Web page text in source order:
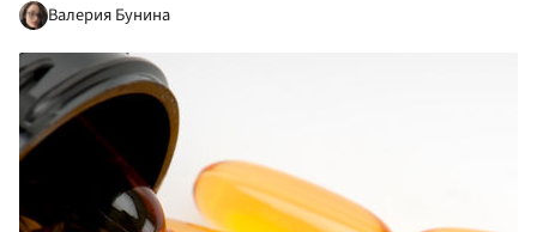
Валерия Бунина